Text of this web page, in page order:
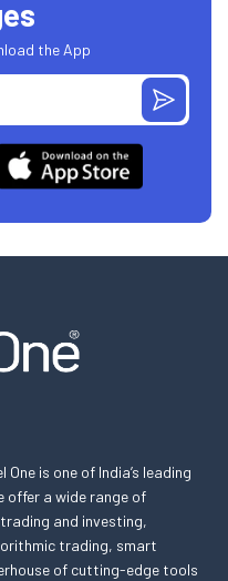
the App
is one of India’s leading
offer a wide range of
and investing,
trading, smart
of cutting-edge tools